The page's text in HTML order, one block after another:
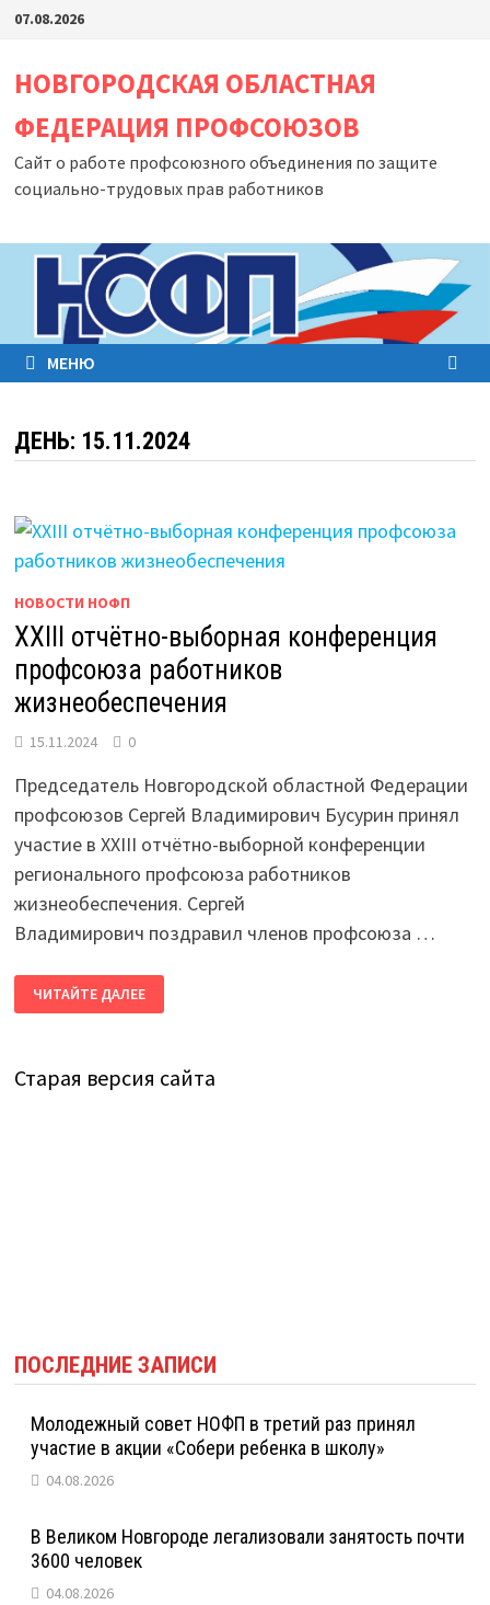
Перейти
содержимому
07.08.2026
НОВГОРОДСКАЯ ОБЛАСТНАЯ
ФЕДЕРАЦИЯ ПРОФСОЮЗОВ
Сайт о работе профсоюзного объединения по защите
социально-трудовых прав работников
МЕНЮ
ДЕНЬ: 15.11.2024
НОВОСТИ НОФП
XXIII отчётно-выборная конференция
профсоюза работников
жизнеобеспечения
15.11.2024 0
Председатель Новгородской областной Федерации
профсоюзов Сергей Владимирович Бусурин принял
участие в XXIII отчётно-выборной конференции
регионального профсоюза работников
жизнеобеспечения. Сергей
Владимирович поздравил членов профсоюза …
ОТЧЁТНО-
ВЫБОРНАЯ
ЖИЗНЕОБЕСПЕЧЕНИЯ
ЧИТАЙТЕ ДАЛЕЕ
Старая версия сайта
ПОСЛЕДНИЕ ЗАПИСИ
Молодежный совет НОФП в третий раз принял
участие в акции «Собери ребенка в школу»
04.08.2026
В Великом Новгороде легализовали занятость почти
3600 человек
04.08.2026